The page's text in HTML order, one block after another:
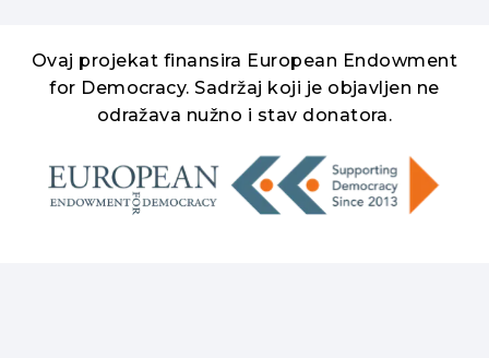
Ovaj projekat finansira European Endowment
for Democracy. Sadržaj koji je objavljen ne
odražava nužno i stav donatora.